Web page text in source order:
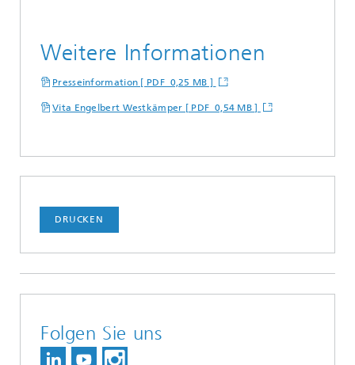
Weitere Informationen
Presseinformation [ PDF 0,25 MB ]
Vita Engelbert Westkämper [ PDF 0,54 MB ]
DRUCKEN
Folgen Sie uns